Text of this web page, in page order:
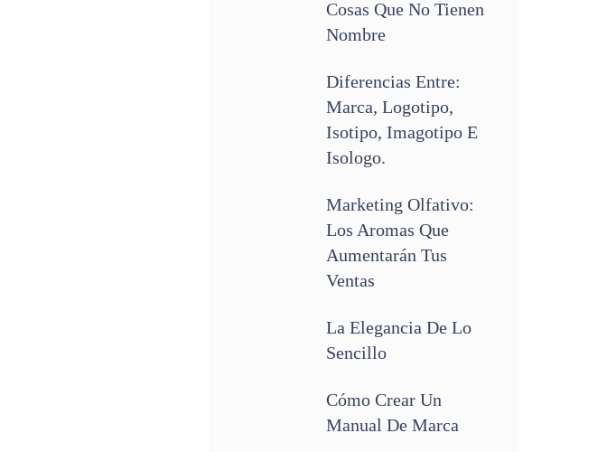
Cosas Que No Tienen
Nombre
Diferencias Entre:
Marca, Logotipo,
Isotipo, Imagotipo E
Isologo.
Marketing Olfativo:
Los Aromas Que
Aumentarán Tus
Ventas
La Elegancia De Lo
Sencillo
Cómo Crear Un
Manual De Marca